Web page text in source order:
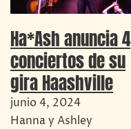
Ha*Ash anuncia 4
conciertos de su
gira Haashville
junio 4, 2024
Hanna y Ashley